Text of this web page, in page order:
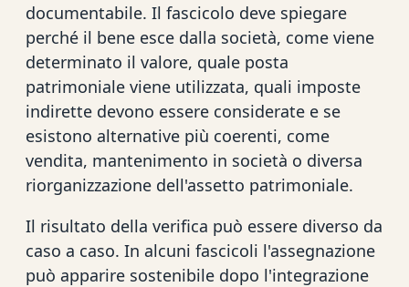
documentabile. Il fascicolo deve spiegare
perché il bene esce dalla società, come viene
determinato il valore, quale posta
patrimoniale viene utilizzata, quali imposte
indirette devono essere considerate e se
esistono alternative più coerenti, come
vendita, mantenimento in società o diversa
riorganizzazione dell'assetto patrimoniale.
Il risultato della verifica può essere diverso da
caso a caso. In alcuni fascicoli l'assegnazione
può apparire sostenibile dopo l'integrazione